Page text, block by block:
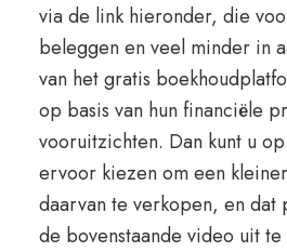
via de link hieronder, die
beleggen en veel minder in
van het gratis
op basis van hun financiële
vooruitzichten. Dan kunt u
ervoor kiezen om een
daarvan te verkopen, en
de bovenstaande video uit